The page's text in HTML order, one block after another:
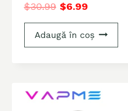
$30.99 $6.99
Adaugă în coș